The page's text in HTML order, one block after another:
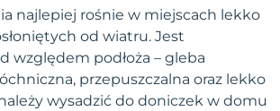
najlepiej rośnie w miejscach lekko
od wiatru. Jest
względem podłoża – gleba
przepuszczalna oraz lekko
wysadzić do doniczek w domu